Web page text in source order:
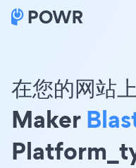
在您的网站
Maker